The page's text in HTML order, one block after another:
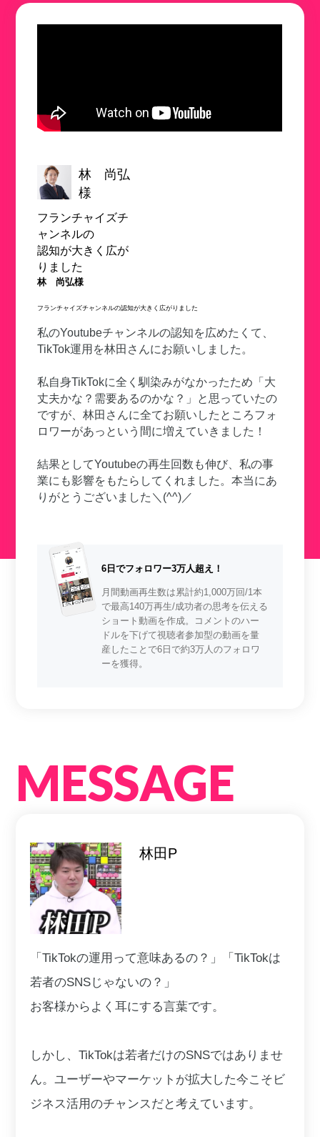
林 尚弘
様
フランチャイズチ
ャンネルの
認知が大きく広が
りました
林 尚弘様
フランチャイズチャンネルの認知が大きく広がりました
私のYoutubeチャンネルの認知を広めたくて、
TikTok運用を林田さんにお願いしました。
私自身TikTokに全く馴染みがなかったため「大
丈夫かな？需要あるのかな？」と思っていたの
ですが、林田さんに全てお願いしたところフォ
ロワーがあっという間に増えていきました！
結果としてYoutubeの再生回数も伸び、私の事
業にも影響をもたらしてくれました。本当にあ
りがとうございました＼(^^)／
6日でフォロワー3万人超え！
月間動画再生数は累計約1,000万回/1本
で最高140万再生/成功者の思考を伝える
ショート動画を作成。コメントのハー
ドルを下げて視聴者参加型の動画を量
産したことで6日で約3万人のフォロワ
ーを獲得。
MESSAGE
林田P
「TikTokの運用って意味あるの？」「TikTokは
若者のSNSじゃないの？」
お客様からよく耳にする言葉です。
しかし、TikTokは若者だけのSNSではありませ
ん。ユーザーやマーケットが拡大した今こそビ
ジネス活用のチャンスだと考えています。